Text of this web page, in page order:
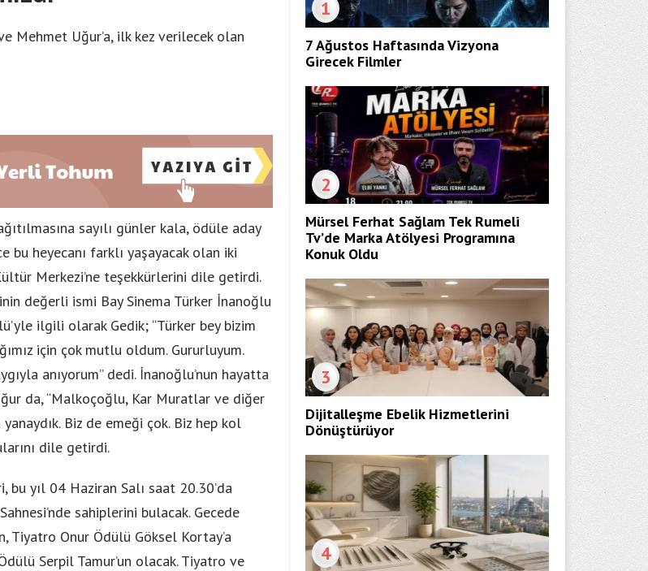
Mehmet Uğur’a, ilk kez verilecek olan
sayılı günler kala, ödüle aday
bu heyecanı farklı yaşayacak olan iki
Merkezi’ne teşekkürlerini dile getirdi.
değerli ismi Bay Sinema Türker İnanoğlu
ilgili olarak Gedik; “Türker bey bizim
için çok mutlu oldum. Gururluyum.
anıyorum” dedi. İnanoğlu’nun hayatta
da, “Malkoçoğlu, Kar Muratlar ve diğer
Biz de emeği çok. Biz hep kol
dile getirdi.
bu yıl 04 Haziran Salı saat 20.30’da
sahiplerini bulacak. Gecede
Tiyatro Onur Ödülü Göksel Kortay’a
Serpil Tamur’un olacak. Tiyatro ve
1
7 Ağustos Haftasında Vizyona
Girecek Filmler
2
Mürsel Ferhat Sağlam Tek Rumeli
Tv’de Marka Atölyesi Programına
Konuk Oldu
3
Dijitalleşme Ebelik Hizmetlerini
Dönüştürüyor
4